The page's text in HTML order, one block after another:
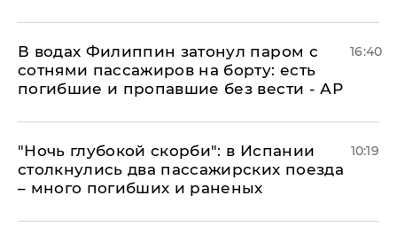
В водах Филиппин затонул паром с
сотнями пассажиров на борту: есть
погибшие и пропавшие без вести - АР
16:40
"Ночь глубокой скорби": в Испании
столкнулись два пассажирских поезда
– много погибших и раненых
10:19